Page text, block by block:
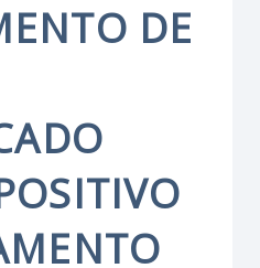
DE